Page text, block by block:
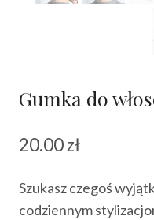
Gumka do
20.00zł
Szukasz czegoś
codziennym